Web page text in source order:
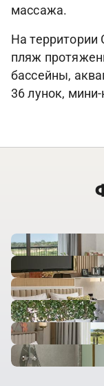
массажа.
На территории
пляж
бассейны,
36 лунок,